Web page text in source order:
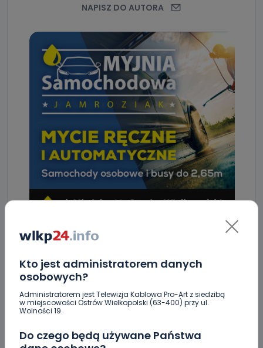
Kto jest administratorem danych
osobowych?
Administratorem jest Telewizja Kablowa Pro-Art z siedzibą
w miejscowości Ostrów Wielkopolski (63-400) przy ul.
Wolności 19.
Do czego będą używane Państwa
NAPISZ DO AUTORA
ZOBACZ TAKŻE
Policja ostrzega: wakacje to raj…